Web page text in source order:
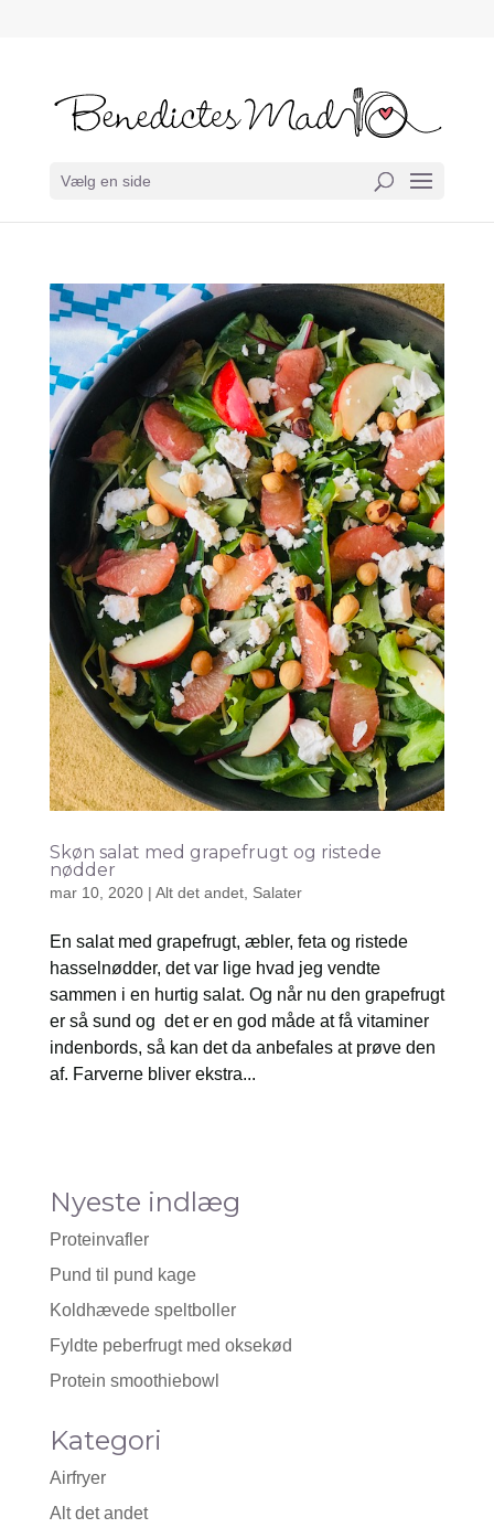
Vælg en side
Skøn salat med grapefrugt og ristede
nødder
mar 10, 2020| Alt det andet, Salater
En salat med grapefrugt, æbler, feta og ristede
hasselnødder, det var lige hvad jeg vendte
sammen i en hurtig salat. Og når nu den grapefrugt
er så sund og det er en god måde at få vitaminer
indenbords, så kan det da anbefales at prøve den
af. Farverne bliver ekstra...
Nyeste indlæg
Proteinvafler
Pund til pund kage
Koldhævede speltboller
Fyldte peberfrugt med oksekød
Protein smoothiebowl
Kategori
Airfryer
Alt det andet